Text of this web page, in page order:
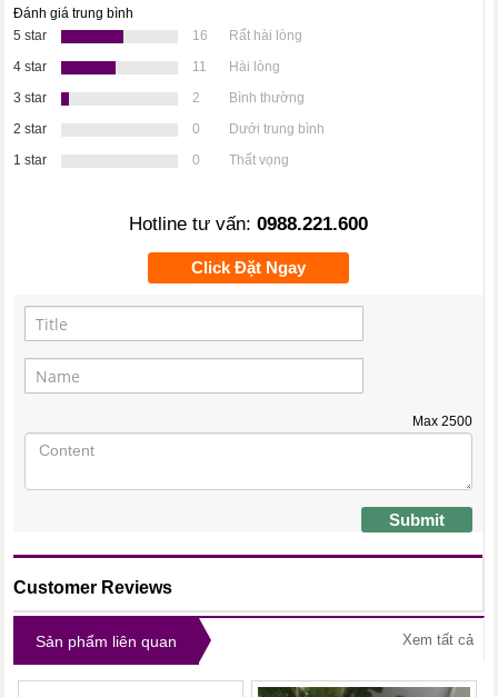
Đánh giá trung bình
5 star
16
Rất hài lòng
4 star
11
Hài lòng
3 star
2
Bình thường
2 star
0
Dưới trung bình
1 star
0 Thất vọng
Hotline tư vấn: 0988.221.600
Click Đặt Ngay
Max 2500
Submit
Customer Reviews
Sản phẩm liên quan Xem tất cả